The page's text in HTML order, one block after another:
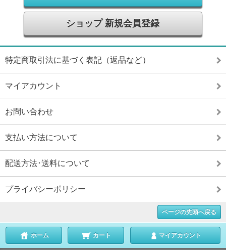
ショップ 新規会員登録
特定商取引法に基づく表記（返品など）
マイアカウント
お問い合わせ
支払い方法について
配送方法･送料について
プライバシーポリシー
ページの先頭へ戻る
ホーム カート マイアカウント